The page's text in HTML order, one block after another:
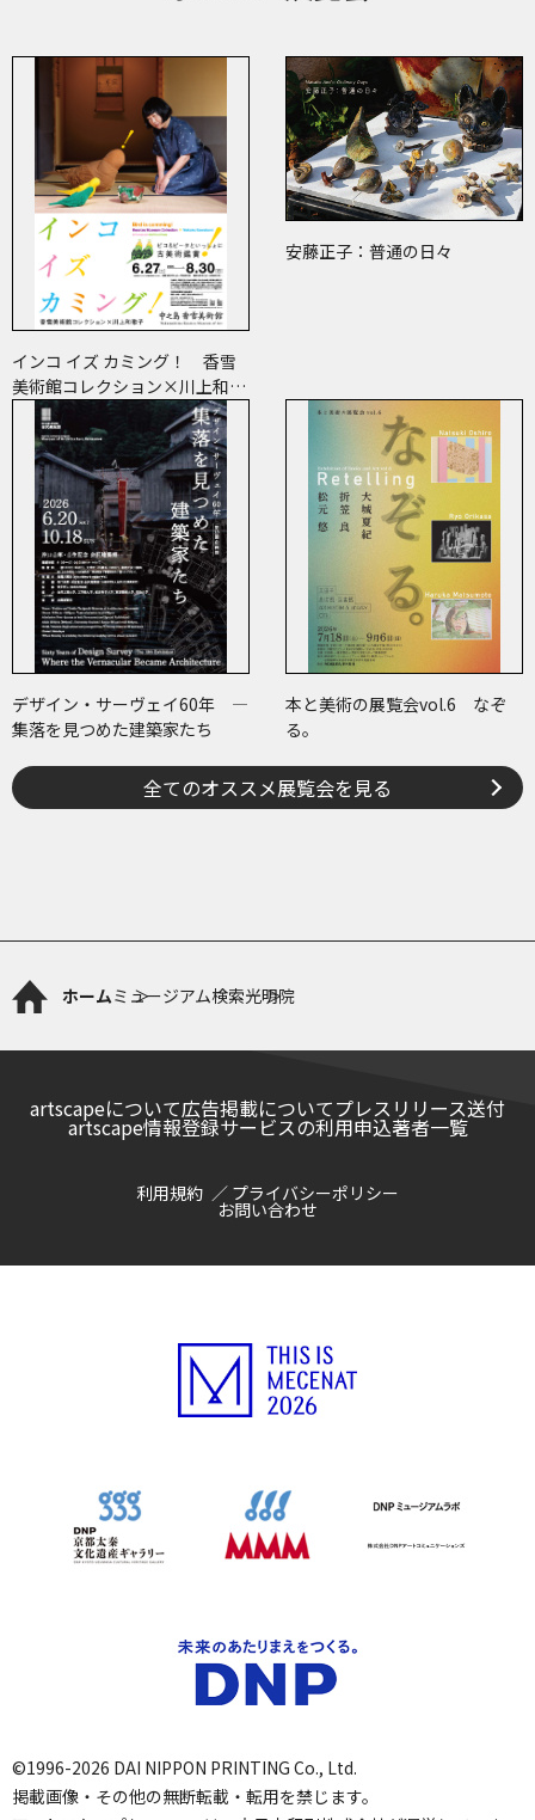
インコ イズ カミング！ 香雪
美術館コレクション×川上和歌
子 ～ピコ＆ピータといっしょ
に古美術鑑賞～
安藤正子：普通の日々
デザイン・サーヴェイ60年 ―
集落を見つめた建築家たち
本と美術の展覧会vol.6 なぞ
る。
全てのオススメ展覧会を見る
ホームミュージアム検索光明院
artscapeについて広告掲載についてプレスリリース送付
artscape情報登録サービスの利用申込著者一覧
利用規約 プライバシーポリシー
お問い合わせ
©1996-2026 DAI NIPPON PRINTING Co., Ltd.
掲載画像・その他の無断転載・転用を禁じます。